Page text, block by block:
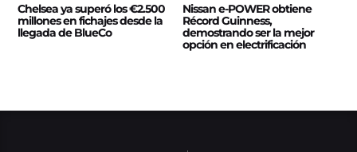
Chelsea ya superó los €2.500
millones en fichajes desde la
llegada de BlueCo
Nissan e‑POWER obtiene
Récord Guinness,
demostrando ser la mejor
opción en electrificación